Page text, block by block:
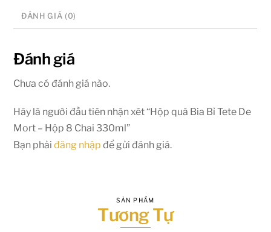
ĐÁNH GIÁ (0)
Đánh giá
Chưa có đánh giá nào.
Hãy là người đầu tiên nhận xét “Hộp quà Bia Bỉ Tete De
Mort – Hộp 8 Chai 330ml”
Bạn phảiđăng nhập để gửi đánh giá.
SẢN PHẨM
Tương Tự